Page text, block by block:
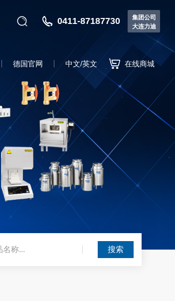
集团公司
大连力迪
0411-87187730
德国官网 中文/英文 在线商城